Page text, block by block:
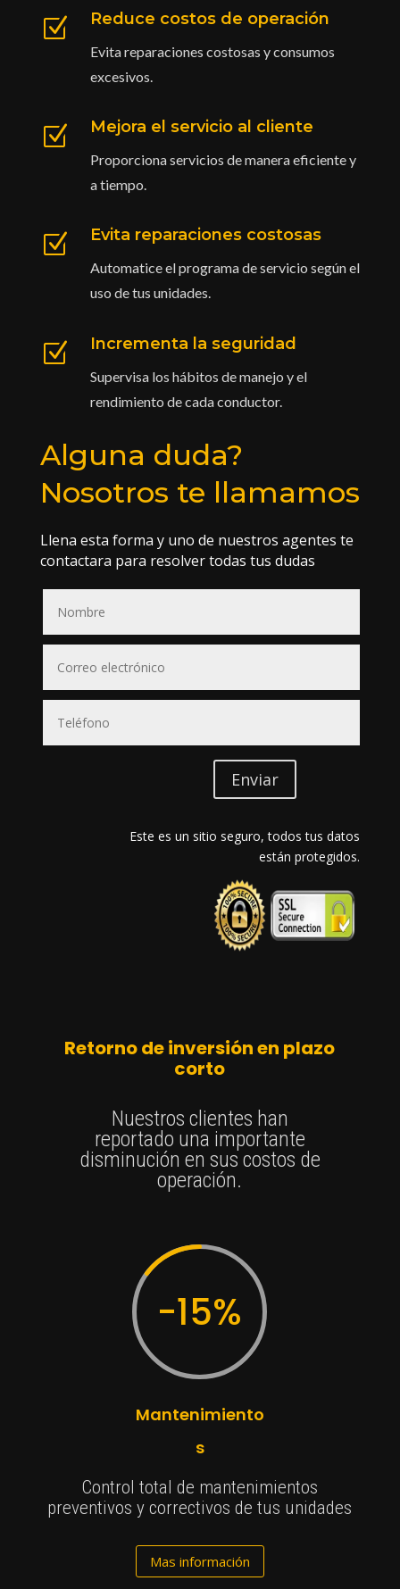
Z Reduce costos de operación
Evita reparaciones costosas y consumos
excesivos.
Z Mejora el servicio al cliente
Proporciona servicios de manera eficiente y
a tiempo.
Z Evita reparaciones costosas
Automatice el programa de servicio según el
uso de tus unidades.
Z Incrementa la seguridad
Supervisa los hábitos de manejo y el
rendimiento de cada conductor.
Alguna duda?
Nosotros te llamamos
Llena esta forma y uno de nuestros agentes te
contactara para resolver todas tus dudas
Enviar
Este es un sitio seguro, todos tus datos
están protegidos.
Retorno de inversión en plazo
corto
Nuestros clientes han
reportado una importante
disminución en sus costos de
operación.
-15%
Mantenimiento
s
Control total de mantenimientos
preventivos y correctivos de tus unidades
Mas información